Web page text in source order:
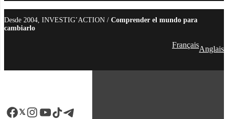
Desde 2004, INVESTIG’ACTION / Comprender el mundo para
cambiarlo
FrançaisAnglais
Facebook
LinkedIn
Instagram
YouTube
TikTok
Telegram